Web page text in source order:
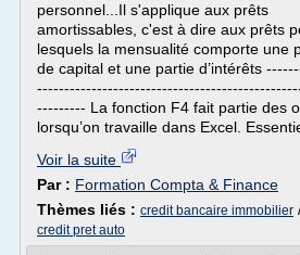
personnel...Il s'applique aux prêts
amortissables, c'est à dire aux prêts
lesquels la mensualité comporte une
de capital et une partie d’intérêts
--------- La fonction F4 fait partie des
lorsqu’on travaille dans Excel.
Voir la suite
Par : Formation Compta & Finance
Thèmes liés : credit bancaire immobilier
credit pret auto